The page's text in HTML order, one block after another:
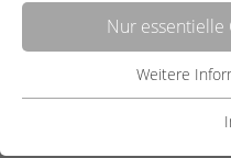
Eine raffinierte und spezielle
Ausdauerübungen zur
(gezielte Straffungsübungen).
Stoffwechsel auf Trab –
Muskulatur wird straffer. Die
Nur essentielle
Essentielle Cookies
Weitere